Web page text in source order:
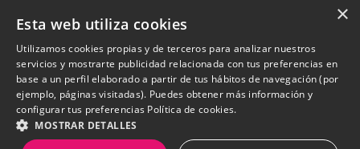
QUIENES SOMOS
×
Esta web utiliza cookies
Utilizamos cookies propias y de terceros para analizar nuestros
servicios y mostrarte publicidad relacionada con tus preferencias en
base a un perfil elaborado a partir de tus hábitos de navegación (por
ejemplo, páginas visitadas). Puedes obtener más información y
configurar tus preferencias Política de cookies.
MOSTRAR DETALLES